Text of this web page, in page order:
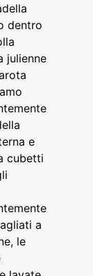
dentro
julienne
e
cubetti
a
le